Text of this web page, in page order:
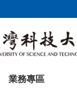
業務專區